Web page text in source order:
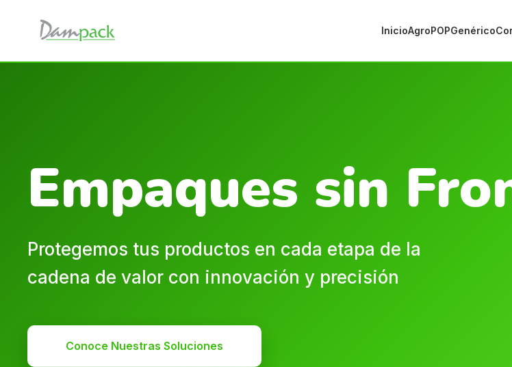
InicioAgroPOPGenérico
Empaques sin
Protegemos tus productos en cada etapa de la
cadena de valor con innovación y precisión
Conoce Nuestras Soluciones